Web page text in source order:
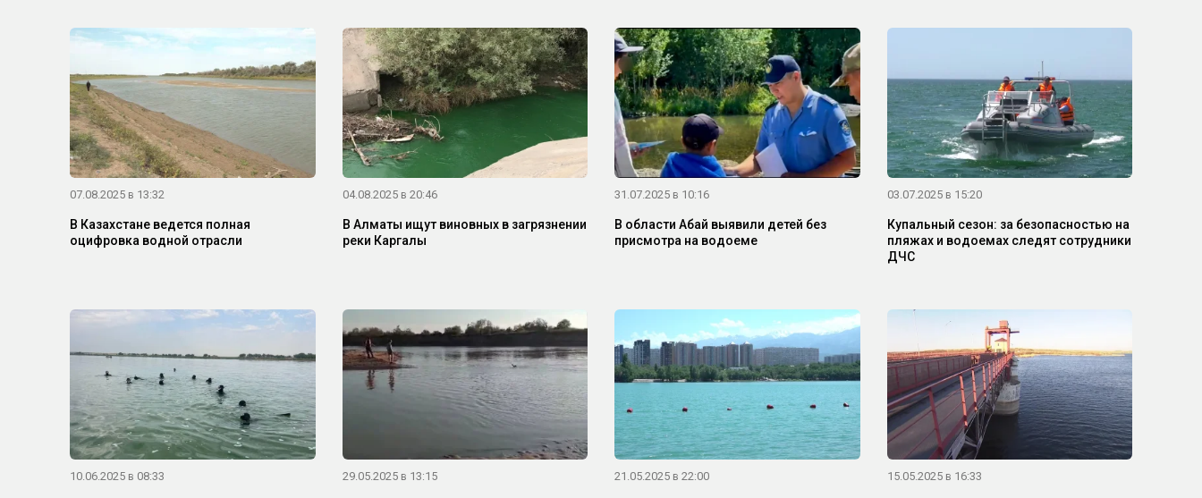
07.08.2025 в 13:32
В Казахстане ведется полная
оцифровка водной отрасли
04.08.2025 в 20:46
В Алматы ищут виновных в загрязнении
реки Каргалы
31.07.2025 в 10:16
В области Абай выявили детей без
присмотра на водоеме
03.07.2025 в 15:20
Купальный сезон: за безопасностью на
пляжах и водоемах следят сотрудники
ДЧС
10.06.2025 в 08:33 29.05.2025 в 13:15 21.05.2025 в 22:00 15.05.2025 в 16:33